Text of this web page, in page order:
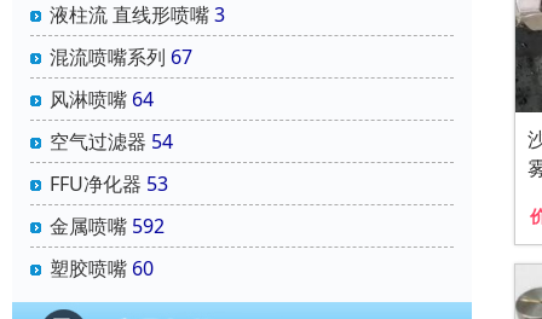
液柱流 直线形喷嘴3
混流喷嘴系列 67
风淋喷嘴 64
空气过滤器 54
FFU净化器 53
金属喷嘴 592
塑胶喷嘴 60